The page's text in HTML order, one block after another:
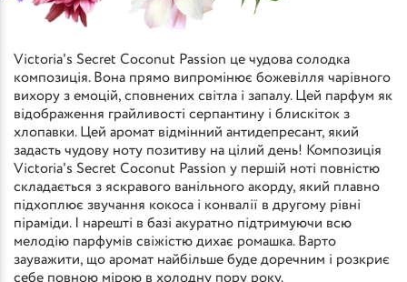
Victoria's Secret Coconut Passion це чудова солодка
композиція. Вона прямо випромінює божевілля чарівного
вихору з емоцій, сповнених світла і запалу. Цей парфум як
відображення грайливості серпантину і блискіток з
хлопавки. Цей аромат відмінний антидепресант, який
задасть чудову ноту позитиву на цілий день! Композиція
Victoria's Secret Coconut Passion у першій ноті повністю
складається з яскравого ванільного акорду, який плавно
підхоплює звучання кокоса і конвалії в другому рівні
піраміди. І нарешті в базі акуратно підтримуючи всю
мелодію парфумів свіжістю дихає ромашка. Варто
зауважити, що аромат найбільше буде доречним і розкриє
себе повною мірою в холодну пору року.